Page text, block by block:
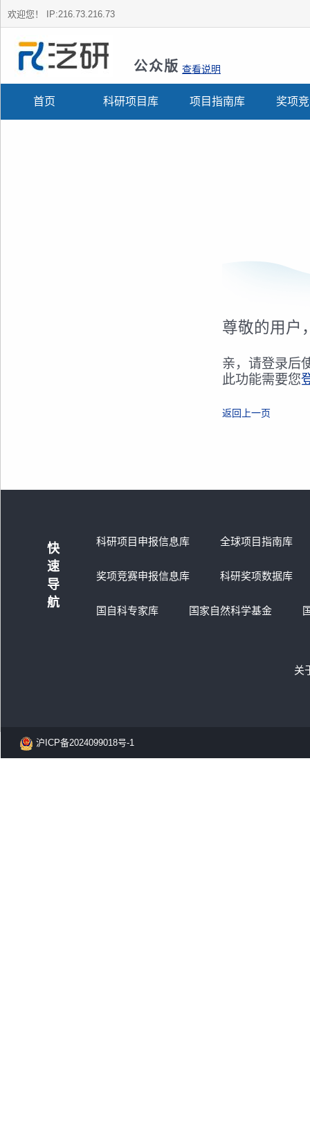
欢迎您！ IP:216.73.216.73
公众版 查看说明
首页 科研项目库 项目指南库 奖项
尊敬的用户
亲，请登录后
此功能需要您
返回上一页
快
速
导
航
科研项目申报信息库 全球项目指南库
奖项竞赛申报信息库 科研奖项数据库
国自科专家库 国家自然科学基金
关
沪ICP备2024099018号-1